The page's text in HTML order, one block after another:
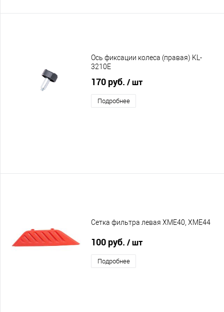
Ось фиксации колеса (правая) KL-
3210E
170 руб. / шт
Подробнее
Сетка фильтра левая XME40, XME44
100 руб. / шт
Подробнее